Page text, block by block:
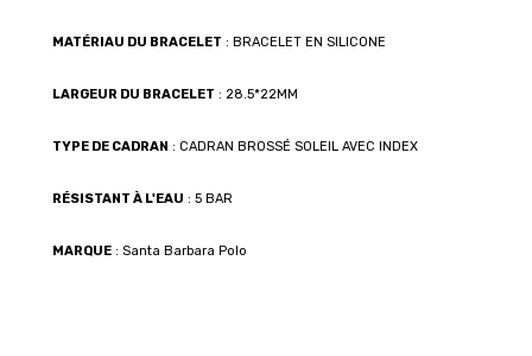
MATÉRIAU DU BRACELET : BRACELET EN SILICONE
LARGEUR DU BRACELET : 28.5*22MM
TYPE DE CADRAN : CADRAN BROSSÉ SOLEIL AVEC INDEX
RÉSISTANT À L'EAU : 5 BAR
MARQUE : Santa Barbara Polo